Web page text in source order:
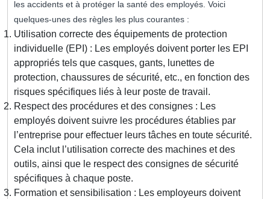
les accidents et à protéger la santé des employés. Voici
quelques-unes des règles les plus courantes :
Utilisation correcte des équipements de protection
individuelle (EPI) : Les employés doivent porter les EPI
appropriés tels que casques, gants, lunettes de
protection, chaussures de sécurité, etc., en fonction des
risques spécifiques liés à leur poste de travail.
Respect des procédures et des consignes : Les
employés doivent suivre les procédures établies par
l’entreprise pour effectuer leurs tâches en toute sécurité.
Cela inclut l’utilisation correcte des machines et des
outils, ainsi que le respect des consignes de sécurité
spécifiques à chaque poste.
Formation et sensibilisation : Les employeurs doivent